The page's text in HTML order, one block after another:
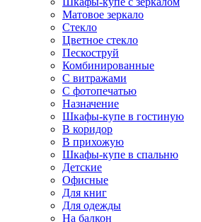
Матовое зеркало
Стекло
Цветное стекло
Пескоструй
Комбинированные
С витражами
С фотопечатью
Назначение
Шкафы-купе в гостиную
В коридор
В прихожую
Шкафы-купе в спальню
Детские
Офисные
Для книг
Для одежды
На балкон